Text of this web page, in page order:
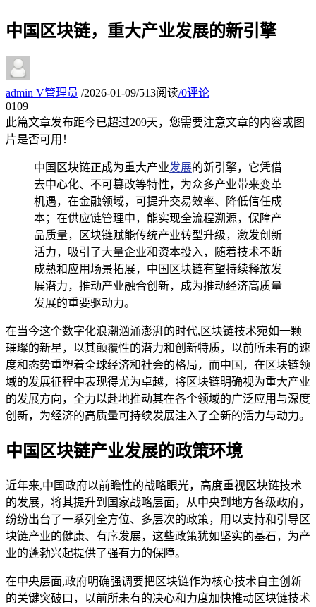
中国区块链，重大产业发展的新引擎
admin V管理员 /2026-01-09/513阅读/0评论
0109
此篇文章发布距今已超过209天，您需要注意文章的内容或图
片是否可用！
中国区块链正成为重大产业发展的新引擎，它凭借
去中心化、不可篡改等特性，为众多产业带来变革
机遇，在金融领域，可提升交易效率、降低信任成
本；在供应链管理中，能实现全流程溯源，保障产
品质量，区块链赋能传统产业转型升级，激发创新
活力，吸引了大量企业和资本投入，随着技术不断
成熟和应用场景拓展，中国区块链有望持续释放发
展潜力，推动产业融合创新，成为推动经济高质量
发展的重要驱动力。
在当今这个数字化浪潮汹涌澎湃的时代,区块链技术宛如一颗
璀璨的新星，以其颠覆性的潜力和创新特质，以前所未有的速
度和态势重塑着全球经济和社会的格局，而中国，在区块链领
域的发展征程中表现得尤为卓越，将区块链明确视为重大产业
的发展方向，全力以赴地推动其在各个领域的广泛应用与深度
创新，为经济的高质量可持续发展注入了全新的活力与动力。
中国区块链产业发展的政策环境
近年来,中国政府以前瞻性的战略眼光，高度重视区块链技术
的发展，将其提升到国家战略层面，从中央到地方各级政府，
纷纷出台了一系列全方位、多层次的政策，用以支持和引导区
块链产业的健康、有序发展，这些政策犹如坚实的基石，为产
业的蓬勃兴起提供了强有力的保障。
在中央层面,政府明确强调要把区块链作为核心技术自主创新
的关键突破口，以前所未有的决心和力度加快推动区块链技术